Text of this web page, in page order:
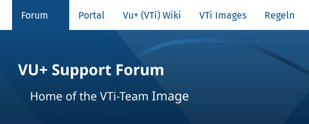
Forum Portal Vu+ (VTi) Wiki VTi Images Regeln